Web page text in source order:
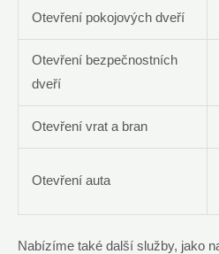
Otevření pokojových dveří
Otevření bezpečnostních
dveří
Otevření vrat a bran
Otevření auta
Nabízíme také další služby, jako